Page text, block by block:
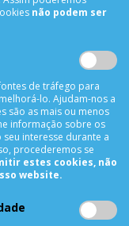
não podem ser
de tráfego para
lo. Ajudam-nos a
são as mais ou menos
informação sobre os
interesse durante a
procederemos se
estes cookies, não
website.